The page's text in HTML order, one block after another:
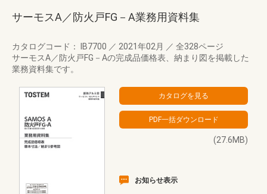
サーモスA／防火戸FG－A業務用資料集
カタログコード： IB7700 ／ 2021年02月 ／ 全328ページ
サーモスA／防火戸FG－Aの完成品価格表、納まり図を掲載した
業務資料集です。
(27.6MB)
お知らせ表示